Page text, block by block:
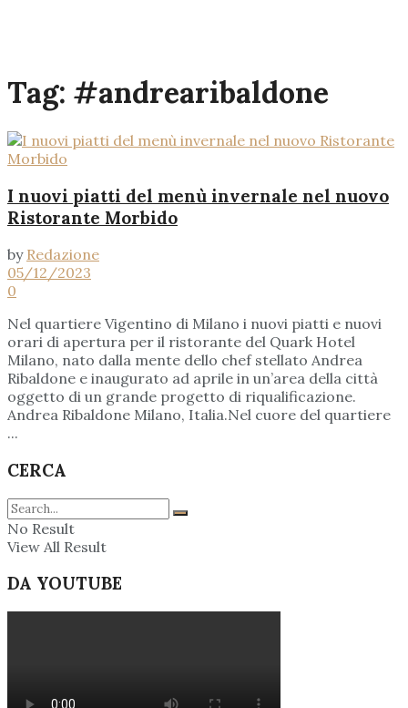
Tag: #andrearibaldone
I nuovi piatti del menù invernale nel nuovo
Ristorante Morbido
by Redazione
05/12/2023
0
Nel quartiere Vigentino di Milano i nuovi piatti e nuovi
orari di apertura per il ristorante del Quark Hotel
Milano, nato dalla mente dello chef stellato Andrea
Ribaldone e inaugurato ad aprile in un’area della città
oggetto di un grande progetto di riqualificazione.
Andrea Ribaldone Milano, Italia.Nel cuore del quartiere
...
CERCA
No Result
View All Result
DA YOUTUBE